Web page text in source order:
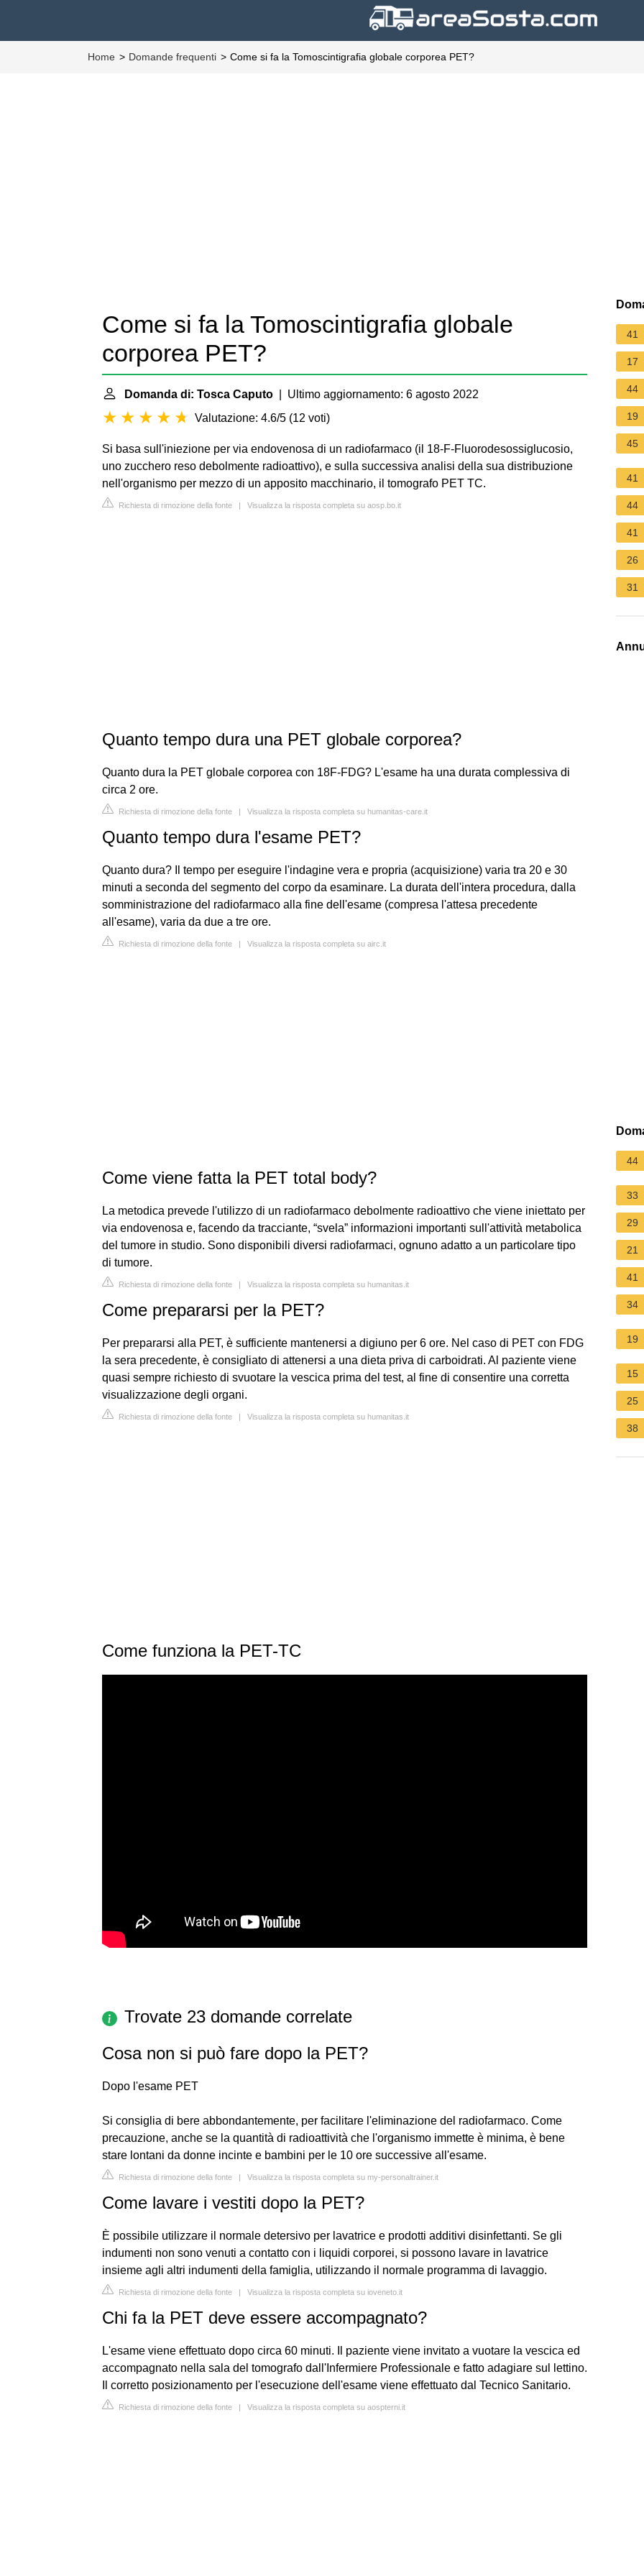
Home Domande frequenti Come si fa la Tomoscintigrafia globale corporea PET?
Come si fa la Tomoscintigrafia globale
corporea PET?
Domanda di: Tosca Caputo | Ultimo aggiornamento: 6 agosto 2022
Valutazione: 4.6/5 (12 voti)
Si basa sull'iniezione per via endovenosa di un radiofarmaco (il 18-F-Fluorodesossiglucosio,
uno zucchero reso debolmente radioattivo), e sulla successiva analisi della sua distribuzione
nell'organismo per mezzo di un apposito macchinario, il tomografo PET TC.
Richiesta di rimozione della fonte | Visualizza la risposta completa su aosp.bo.it
Quanto tempo dura una PET globale corporea?
Quanto dura la PET globale corporea con 18F-FDG? L'esame ha una durata complessiva di
circa 2 ore.
Richiesta di rimozione della fonte | Visualizza la risposta completa su humanitas-care.it
Quanto tempo dura l'esame PET?
Quanto dura? Il tempo per eseguire l'indagine vera e propria (acquisizione) varia tra 20 e 30
minuti a seconda del segmento del corpo da esaminare. La durata dell'intera procedura, dalla
somministrazione del radiofarmaco alla fine dell'esame (compresa l'attesa precedente
all'esame), varia da due a tre ore.
Richiesta di rimozione della fonte | Visualizza la risposta completa su airc.it
Come viene fatta la PET total body?
La metodica prevede l'utilizzo di un radiofarmaco debolmente radioattivo che viene iniettato per
via endovenosa e, facendo da tracciante, “svela” informazioni importanti sull'attività metabolica
del tumore in studio. Sono disponibili diversi radiofarmaci, ognuno adatto a un particolare tipo
di tumore.
Richiesta di rimozione della fonte | Visualizza la risposta completa su humanitas.it
Come prepararsi per la PET?
Per prepararsi alla PET, è sufficiente mantenersi a digiuno per 6 ore. Nel caso di PET con FDG
la sera precedente, è consigliato di attenersi a una dieta priva di carboidrati. Al paziente viene
quasi sempre richiesto di svuotare la vescica prima del test, al fine di consentire una corretta
visualizzazione degli organi.
Richiesta di rimozione della fonte | Visualizza la risposta completa su humanitas.it
Come funziona la PET-TC
Trovate 23 domande correlate
Cosa non si può fare dopo la PET?
Dopo l'esame PET
Si consiglia di bere abbondantemente, per facilitare l'eliminazione del radiofarmaco. Come
precauzione, anche se la quantità di radioattività che l'organismo immette è minima, è bene
stare lontani da donne incinte e bambini per le 10 ore successive all'esame.
Richiesta di rimozione della fonte | Visualizza la risposta completa su my-personaltrainer.it
Come lavare i vestiti dopo la PET?
È possibile utilizzare il normale detersivo per lavatrice e prodotti additivi disinfettanti. Se gli
indumenti non sono venuti a contatto con i liquidi corporei, si possono lavare in lavatrice
insieme agli altri indumenti della famiglia, utilizzando il normale programma di lavaggio.
Richiesta di rimozione della fonte | Visualizza la risposta completa su ioveneto.it
Chi fa la PET deve essere accompagnato?
L'esame viene effettuato dopo circa 60 minuti. Il paziente viene invitato a vuotare la vescica ed
accompagnato nella sala del tomografo dall'Infermiere Professionale e fatto adagiare sul lettino.
Il corretto posizionamento per l'esecuzione dell'esame viene effettuato dal Tecnico Sanitario.
Richiesta di rimozione della fonte | Visualizza la risposta completa su aospterni.it
41
17
44
19
45
41
44
41
26
31
44
33
29
21
41
34
19
15
25
38